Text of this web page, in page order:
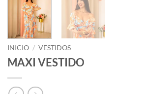
INICIO / VESTIDOS
MAXI VESTIDO